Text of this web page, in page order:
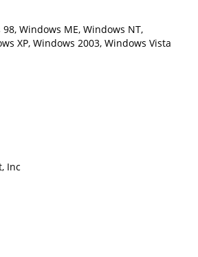
Windows ME, Windows NT,
XP, Windows 2003, Windows Vista
Inc